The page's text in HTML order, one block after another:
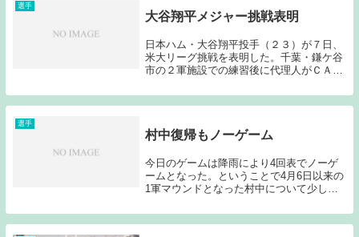
選手
大谷翔平メジャー挑戦表明
日本ハム・大谷翔平投手（２３）が７日、
米大リーグ挑戦を表明した。千葉・鎌ケ谷
市の２軍施設での練習後に代理人がＣＡＡ
を認め、「（代理人は）自分が向こう（米
大リーグ）に行くために、必ず必要なもの
選手
村中復帰もノーゲーム
今日のゲームは降雨により4回表でノーゲ
ームとなった。ということで4月6日以来の
1軍マウンドとなった村中について少し書
けにどうしてもハードルは高く設定してし
まうのだが、今日の村中も個人的に期待し